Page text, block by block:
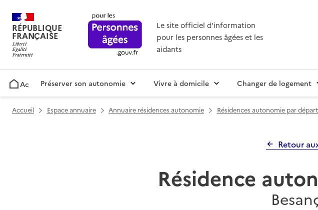
RÉPUBLIQUE
FRANÇAISE
Le site officiel d'information
pour les personnes âgées et les
aidants
AccueilPréserver son autonomie Vivre à domicile Changer de logement
Accueil Espace annuaire Annuaire résidences autonomie Résidences autonomie par
Retour
Résidence